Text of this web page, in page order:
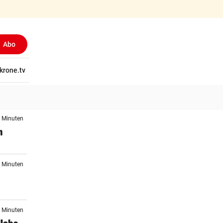
Abo
krone.tv
Minuten
Minuten
Minuten